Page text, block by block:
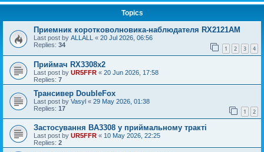
Topics
Приемник коротковолновика-наблюдателя RX2121AM
Last post by ALLALL « 20 Jul 2026, 06:56
Replies: 34 1 2 3 4
Приймач RX3308x2
Last post by UR5FFR « 20 Jun 2026, 17:58
Replies: 7
Трансивер DoubleFox
Last post by Vasyl « 29 May 2026, 01:38
Replies: 17 1 2
Застосування BA3308 у приймальному тракті
Last post by UR5FFR « 10 May 2026, 22:25
Replies: 2